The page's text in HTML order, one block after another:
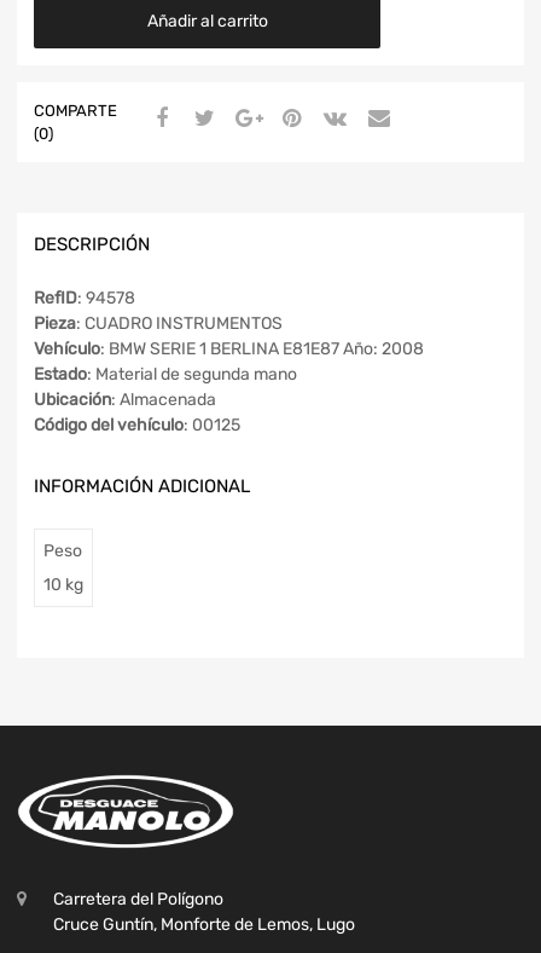
Añadir al carrito
COMPARTE
(0)
DESCRIPCIÓN
RefID: 94578
Pieza: CUADRO INSTRUMENTOS
Vehículo: BMW SERIE 1 BERLINA E81E87 Año: 2008
Estado: Material de segunda mano
Ubicación: Almacenada
Código del vehículo: 00125
INFORMACIÓN ADICIONAL
Peso
10 kg
Carretera del Polígono
Cruce Guntín, Monforte de Lemos, Lugo